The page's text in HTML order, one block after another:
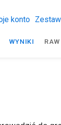
konto
WYNIKI